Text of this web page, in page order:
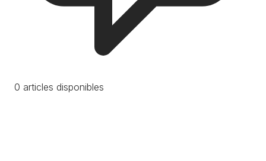
0 articles disponibles